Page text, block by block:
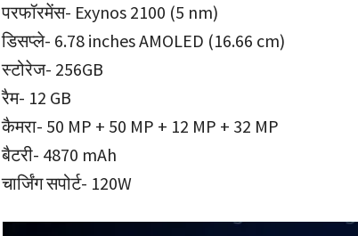
परफॉरमेंस- Exynos 2100 (5 nm)
डिसप्ले- 6.78 inches AMOLED (16.66 cm)
स्टोरेज- 256GB
रैम- 12 GB
कैमरा- 50 MP + 50 MP + 12 MP + 32 MP
बैटरी- 4870 mAh
चार्जिंग सपोर्ट- 120W